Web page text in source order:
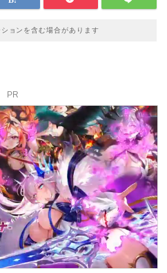
ョンを含む場合があります
PR